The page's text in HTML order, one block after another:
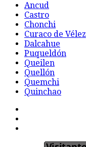
Ancud
Castro
Chonchi
Curaco de Vélez
Dalcahue
Puqueldón
Queilen
Quellón
Quemchi
Quinchao